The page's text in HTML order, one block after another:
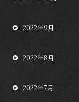
2022年9月
2022年8月
2022年7月